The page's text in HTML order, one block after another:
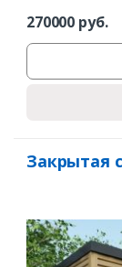
270000 руб.
Закрытая